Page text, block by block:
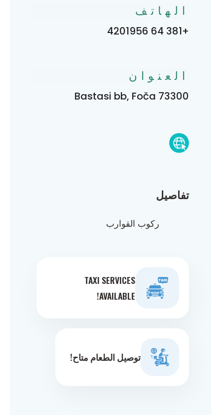
تفاصيل
ركوب القوارب
TAXI SERVICES
AVAILABLE!
توصيل الطعام متاح!
الهاتف
+381 64 4201956
العنوان
Bastasi bb, Foča 73300